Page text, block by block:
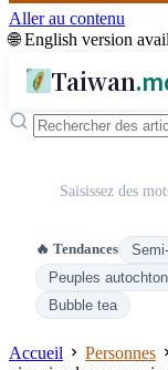
Aller au contenu
🌐 English version
Taiwan
Saisissez des
🔥 Tendances
Peuples
Bubble tea
Accueil Personnes